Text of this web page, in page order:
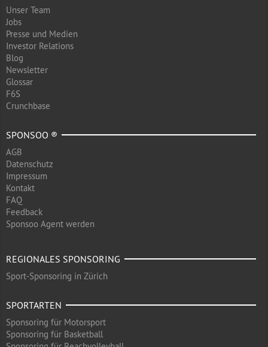
Unser Team
Jobs
Presse und Medien
Investor Relations
Blog
Newsletter
Glossar
F6S
Crunchbase
SPONSOO ®
AGB
Datenschutz
Impressum
Kontakt
FAQ
Feedback
Sponsoo Agent werden
REGIONALES SPONSORING
Sport-Sponsoring in Zürich
SPORTARTEN
Sponsoring für Motorsport
Sponsoring für Basketball